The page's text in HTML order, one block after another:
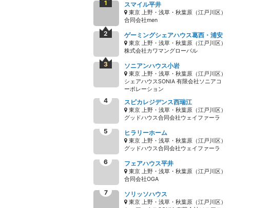
スマイル平井
東京 上野・浅草・秋葉原（江戸川区）
合同会社men
ゲーミングシェアハウス葛西・浦安
東京 上野・浅草・秋葉原（江戸川区）
株式会社カワマングローバル
ソニアンハウス小岩
東京 上野・浅草・秋葉原（江戸川区）
シェアハウスSONIA 有限会社ソニアコ
ーポレーション
スピカレジデンス西瑞江
東京 上野・浅草・秋葉原（江戸川区）
グッドハウス合同会社ウェイファーラ
ヒラリーホーム
東京 上野・浅草・秋葉原（江戸川区）
グッドハウス合同会社ウェイファーラ
フェアハウス平井
東京 上野・浅草・秋葉原（江戸川区）
合同会社OGA
ソリッソハウス
東京 上野・浅草・秋葉原（江戸川区）